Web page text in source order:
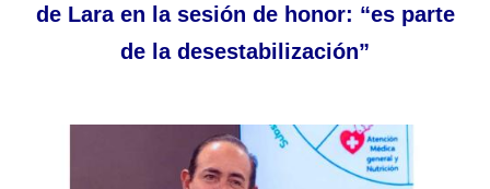
de Lara en la sesión de honor: “es parte
de la desestabilización”